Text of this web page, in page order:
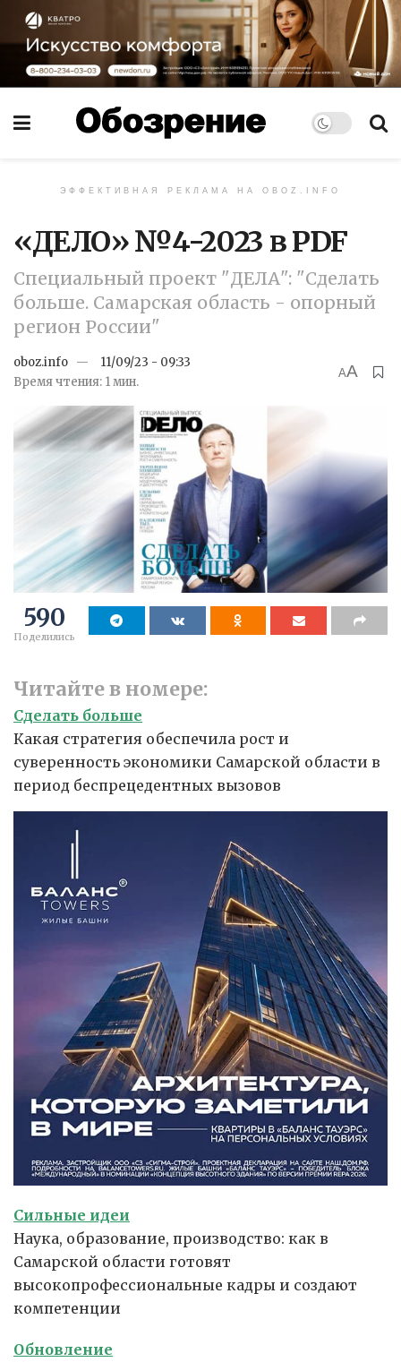
ЭФФЕКТИВНАЯ РЕКЛАМА НА OBOZ.INFO
«ДЕЛО» №4-2023 в PDF
Специальный проект "ДЕЛА": "Сделать
больше. Самарская область - опорный
регион России"
oboz.info
11/09/23 - 09:33
Время чтения: 1 мин.
AA
590
Поделились
Читайте в номере:
Сделать больше
Какая стратегия обеспечила рост и
суверенность экономики Самарской области в
период беспрецедентных вызовов
Сильные идеи
Наука, образование, производство: как в
Самарской области готовят
высокопрофессиональные кадры и создают
компетенции
Обновление